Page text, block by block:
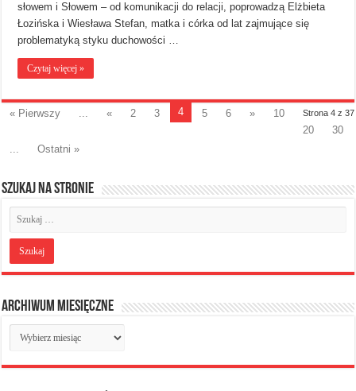
słowem i Słowem – od komunikacji do relacji, poprowadzą Elżbieta
Łozińska i Wiesława Stefan, matka i córka od lat zajmujące się
problematyką styku duchowości …
Czytaj więcej »
Strona 4 z 37
« Pierwszy ... « 2 3 4 5 6 »
10
20
30
...
Ostatni »
Szukaj na stronie
Archiwum miesięczne
Archiwum
miesięczne